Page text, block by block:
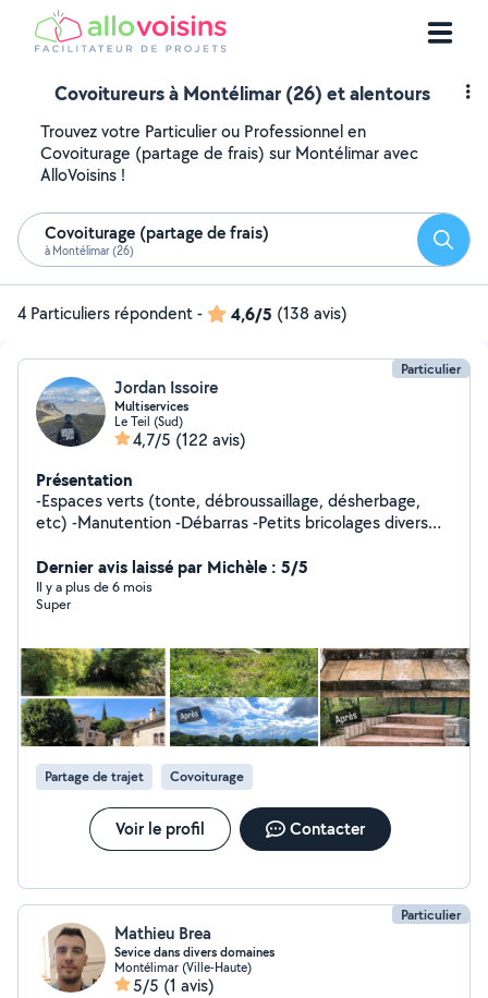
Covoitureurs à Montélimar (26) et alentours
Trouvez votre Particulier ou Professionnel en
Covoiturage (partage de frais) sur Montélimar avec
AlloVoisins !
Covoiturage (partage de frais)
à Montélimar (26)
4 Particuliers répondent- 4,6/5 (138 avis)
Particulier
Jordan Issoire
Multiservices
Le Teil (Sud)
4,7/5 (122 avis)
Présentation
-Espaces verts (tonte, débroussaillage, désherbage,
etc) -Manutention -Débarras -Petits bricolages divers
Dernier avis laissé par Michèle : 5/5
Il y a plus de 6 mois
Super
Partage de trajet Covoiturage
Voir le profil Contacter
Particulier
Mathieu Brea
Sevice dans divers domaines
Montélimar (Ville-Haute)
5/5 (1 avis)